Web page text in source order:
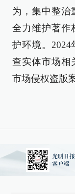
为，集中整治
全力维护著作
护环境。
查实体市场相
市场侵权盗版